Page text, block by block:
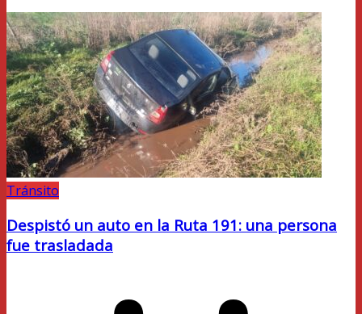
Tránsito
Despistó un auto en la Ruta 191: una persona
fue trasladada